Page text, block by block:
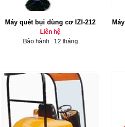
Máy quét bụi dùng cơ IZI-212
Liên hệ
Bảo hành : 12 tháng